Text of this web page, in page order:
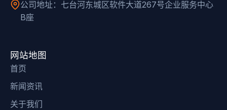
公司地址：七台河东城区软件大道267号企业服务中心
B座
网站地图
首页
新闻资讯
关于我们